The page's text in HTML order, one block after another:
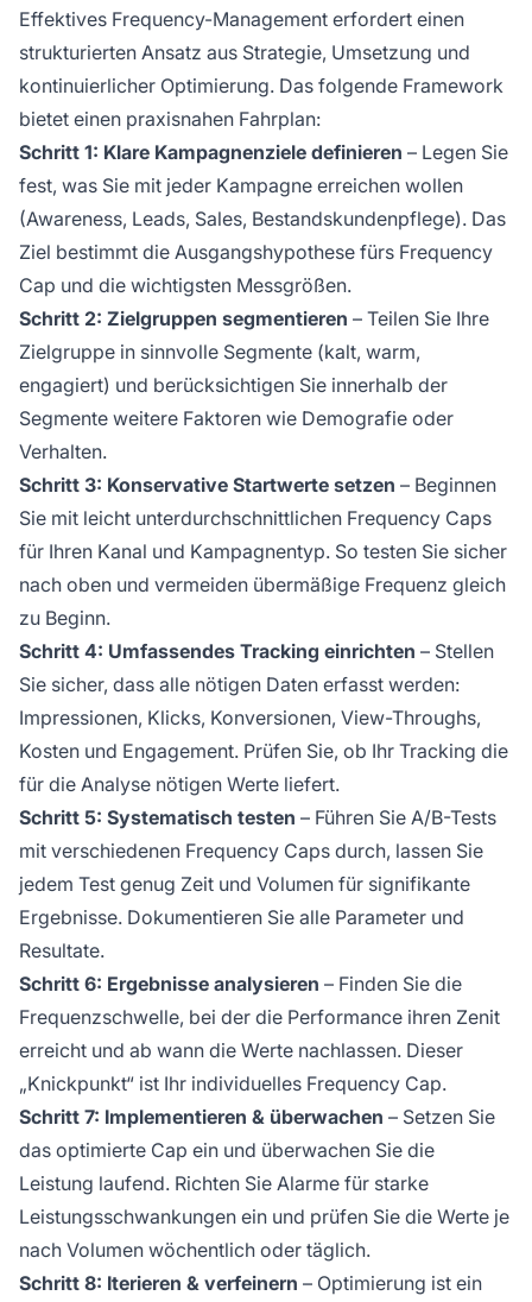
Effektives Frequency-Management erfordert einen
strukturierten Ansatz aus Strategie, Umsetzung und
kontinuierlicher Optimierung. Das folgende Framework
bietet einen praxisnahen Fahrplan:
Schritt 1: Klare Kampagnenziele definieren – Legen Sie
fest, was Sie mit jeder Kampagne erreichen wollen
(Awareness, Leads, Sales, Bestandskundenpflege). Das
Ziel bestimmt die Ausgangshypothese fürs Frequency
Cap und die wichtigsten Messgrößen.
Schritt 2: Zielgruppen segmentieren – Teilen Sie Ihre
Zielgruppe in sinnvolle Segmente (kalt, warm,
engagiert) und berücksichtigen Sie innerhalb der
Segmente weitere Faktoren wie Demografie oder
Verhalten.
Schritt 3: Konservative Startwerte setzen – Beginnen
Sie mit leicht unterdurchschnittlichen Frequency Caps
für Ihren Kanal und Kampagnentyp. So testen Sie sicher
nach oben und vermeiden übermäßige Frequenz gleich
zu Beginn.
Schritt 4: Umfassendes Tracking einrichten – Stellen
Sie sicher, dass alle nötigen Daten erfasst werden:
Impressionen, Klicks, Konversionen, View-Throughs,
Kosten und Engagement. Prüfen Sie, ob Ihr Tracking die
für die Analyse nötigen Werte liefert.
Schritt 5: Systematisch testen – Führen Sie A/B-Tests
mit verschiedenen Frequency Caps durch, lassen Sie
jedem Test genug Zeit und Volumen für signifikante
Ergebnisse. Dokumentieren Sie alle Parameter und
Resultate.
Schritt 6: Ergebnisse analysieren – Finden Sie die
Frequenzschwelle, bei der die Performance ihren Zenit
erreicht und ab wann die Werte nachlassen. Dieser
„Knickpunkt“ ist Ihr individuelles Frequency Cap.
Schritt 7: Implementieren & überwachen – Setzen Sie
das optimierte Cap ein und überwachen Sie die
Leistung laufend. Richten Sie Alarme für starke
Leistungsschwankungen ein und prüfen Sie die Werte je
nach Volumen wöchentlich oder täglich.
Schritt 8: Iterieren & verfeinern – Optimierung ist ein